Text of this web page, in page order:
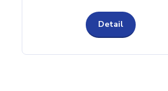
Detail